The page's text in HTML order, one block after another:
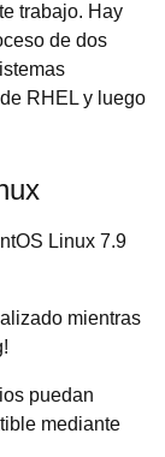
trabajo. Hay
de dos
RHEL y luego
Linux 7.9
mientras
puedan
mediante